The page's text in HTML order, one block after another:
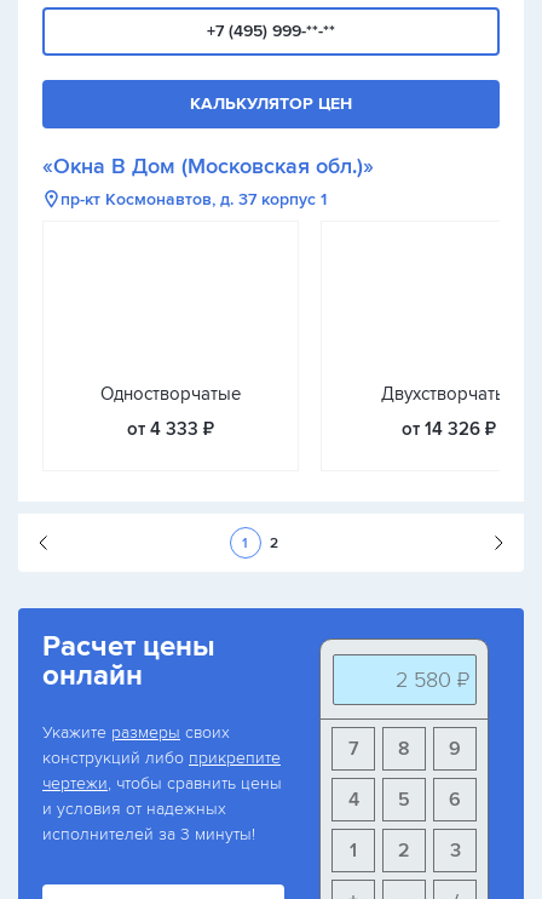
+7 (495) 999-**-**
КАЛЬКУЛЯТОР ЦЕН
«Окна В Дом (Московская обл.)»
пр-кт Космонавтов, д. 37 корпус 1
Одностворчатые
от 4 333 ₽
Двухстворчатые
от 14 326 ₽
1 2
Следующая
Расчет цены
онлайн
Укажите размеры своих
конструкций либо прикрепите
чертежи, чтобы сравнить цены
и условия от надежных
исполнителей за 3 минуты!
2 580 ₽
9
8
7
6
5
4
3
2
1